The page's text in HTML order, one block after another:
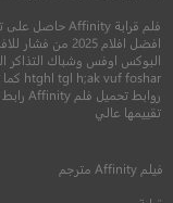
افضل افلام
htghl tgl h;ak vuf foshar كما تجد فشار للكبار والمسلسلات
تقييمها عالي
فيلم Affinity مترجم